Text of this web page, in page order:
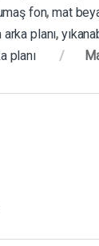
fon,mat
planı,
planı